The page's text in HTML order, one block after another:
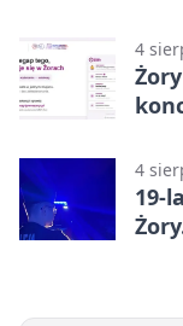
4
4
19-